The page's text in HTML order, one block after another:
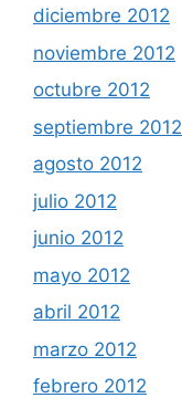
diciembre 2012
noviembre 2012
octubre 2012
septiembre 2012
agosto 2012
julio 2012
junio 2012
mayo 2012
abril 2012
marzo 2012
febrero 2012